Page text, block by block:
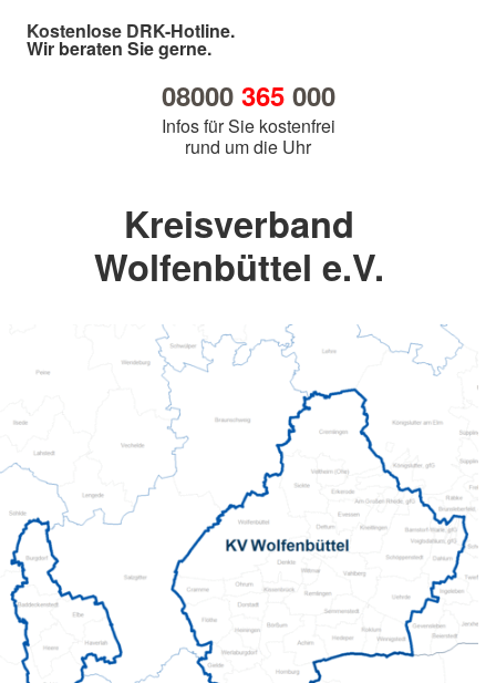
Kostenlose DRK-Hotline.
Wir beraten Sie gerne.
08000 365000
Infos für Sie kostenfrei
rund um die Uhr
Kreisverband
Wolfenbüttel e.V.